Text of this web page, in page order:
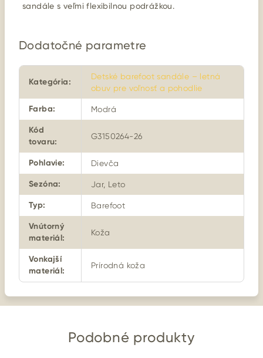
sandále s veľmi flexibilnou podrážkou.
Dodatočné parametre
Kategória:
Detské barefoot sandále – letná
obuv pre voľnosť a pohodlie
Farba: Modrá
Kód
tovaru:
G3150264-26
Pohlavie: Dievča
Sezóna: Jar, Leto
Typ: Barefoot
Vnútorný
materiál:
Koža
Vonkajší
materiál:
Prírodná koža
Podobné produkty